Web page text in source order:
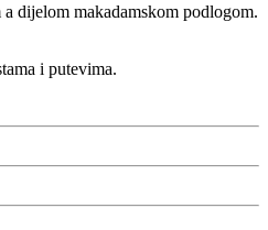
dijelom makadamskom podlogom.
i putevima.